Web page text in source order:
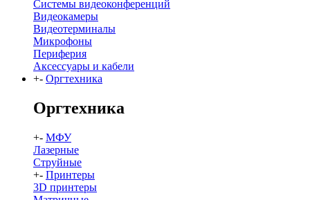
Системы видеоконференций
Видеокамеры
Видеотерминалы
Микрофоны
Периферия
Аксессуары и кабели
+- Оргтехника
Оргтехника
+- МФУ
Лазерные
Струйные
+- Принтеры
3D принтеры